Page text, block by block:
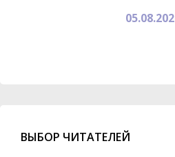
ВЫБОР ЧИТАТЕЛЕЙ